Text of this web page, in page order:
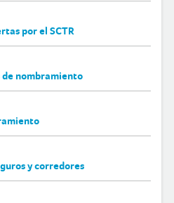
por el SCTR
de nombramiento
y corredores